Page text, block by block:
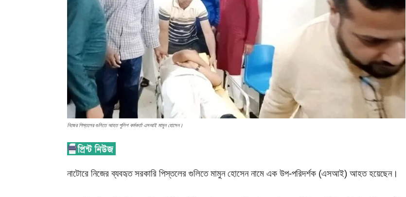
নিজের পিস্তলের গুলিতে আহত পুলিশ কর্মকর্তা এসআই মামুন হোসেন।
নাটোরে নিজের ব্যবহৃত সরকারি পিস্তলের গুলিতে মামুন হোসেন নামে এক উপ-পরিদর্শক (এসআই) আহত হয়েছেন।